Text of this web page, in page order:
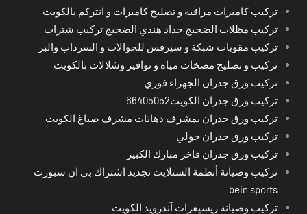
تركيب كاميرات مراقبة و تصليح كاميرات و انتركم بالكويت
تركيب مظلات الضجيج حداد هندي الضجيج تركيب شترات
تركيب مقويات شبكة و سيرفس للجوالات و السرداب والبر
تركيب و تصليح مضخات مياه و نوافير وشلالات بالكويت
تركيب ورق جدران الجهراء فوري
تركيب ورق جدران الكويت66405052
تركيب ورق جدران بمشرف دهانات مشرف صباغ الكويت
تركيب ورق جدران حولي
تركيب ورق جدران فاخر مبارك الكبير
تركيب وصيانة أنظمة الستلايت تجديد اشتراك بي ان سبورت
bein sports
تركيب وصيانة ريسيفرات آندرويد الكويت